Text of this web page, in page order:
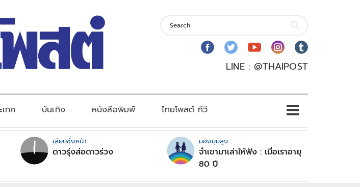
LINE : @THAIPOST
ทศ บันเทิง หนังสือพิมพ์ ไทยโพสต์ ทีวี
เสียบซึ่งหน้า
ดาวรุ่งส่อดาวร่วง
มองมุมสูง
จำเขามาเล่าให้ฟัง : เมื่อเราอายุ
80 ปี